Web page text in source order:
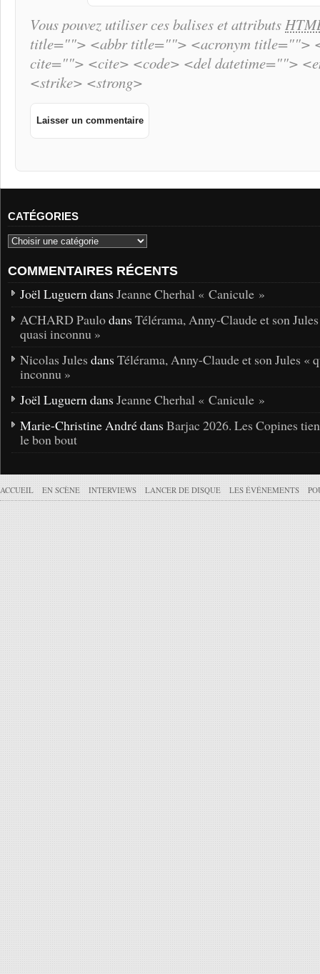
Vous pouvez utiliser ces balises et attributs
title=""> <abbr title=""> <acronym title="">
cite=""> <cite> <code> <del datetime="">
<strike> <strong>
CATÉGORIES
COMMENTAIRES RÉCENTS
Joël Luguern dans Jeanne Cherhal « Canicule »
ACHARD Paulodans Télérama, Anny-Claude et son
quasi inconnu »
Nicolas Jules dans Télérama, Anny-Claude et son Jules «
inconnu »
Joël Luguern dans Jeanne Cherhal « Canicule »
Marie-Christine André dans Barjac 2026. Les Copines
le bon bout
ACCUEIL EN SCÈNE INTERVIEWS LANCER DE DISQUE LES ÉVÉNEMENTS